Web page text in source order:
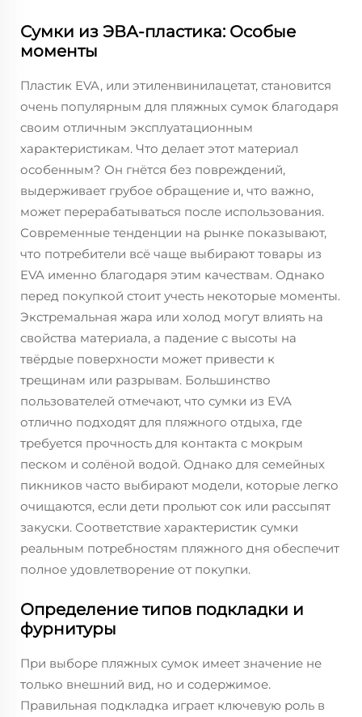
Сумки из ЭВА-пластика: Особые
моменты
Пластик EVA, или этиленвинилацетат, становится
очень популярным для пляжных сумок благодаря
своим отличным эксплуатационным
характеристикам. Что делает этот материал
особенным? Он гнётся без повреждений,
выдерживает грубое обращение и, что важно,
может перерабатываться после использования.
Современные тенденции на рынке показывают,
что потребители всё чаще выбирают товары из
EVA именно благодаря этим качествам. Однако
перед покупкой стоит учесть некоторые моменты.
Экстремальная жара или холод могут влиять на
свойства материала, а падение с высоты на
твёрдые поверхности может привести к
трещинам или разрывам. Большинство
пользователей отмечают, что сумки из EVA
отлично подходят для пляжного отдыха, где
требуется прочность для контакта с мокрым
песком и солёной водой. Однако для семейных
пикников часто выбирают модели, которые легко
очищаются, если дети прольют сок или рассыпят
закуски. Соответствие характеристик сумки
реальным потребностям пляжного дня обеспечит
полное удовлетворение от покупки.
Определение типов подкладки и
фурнитуры
При выборе пляжных сумок имеет значение не
только внешний вид, но и содержимое.
Правильная подкладка играет ключевую роль в